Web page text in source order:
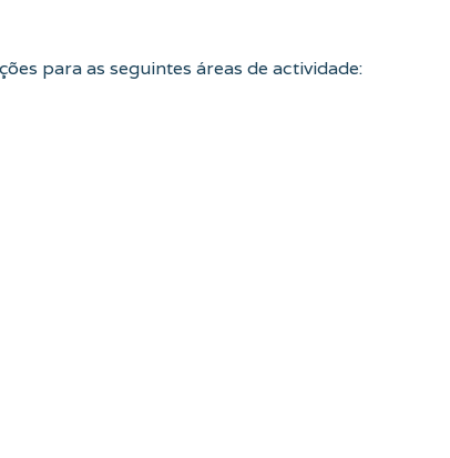
para as seguintes áreas de actividade: